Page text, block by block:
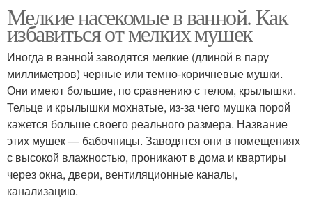
Мелкие насекомые в ванной. Как
избавиться от мелких мушек
Иногда в ванной заводятся мелкие (длиной в пару
миллиметров) черные или темно-коричневые мушки.
Они имеют большие, по сравнению с телом, крылышки.
Тельце и крылышки мохнатые, из-за чего мушка порой
кажется больше своего реального размера. Название
этих мушек — бабочницы. Заводятся они в помещениях
с высокой влажностью, проникают в дома и квартиры
через окна, двери, вентиляционные каналы,
канализацию.